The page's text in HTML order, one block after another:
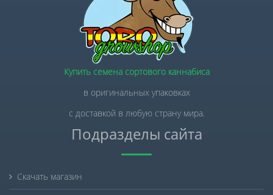
Купить семена сортового каннабиса
в оригинальных упаковках
с доставкой в любую страну мира.
Подразделы сайта
Скачать магазин